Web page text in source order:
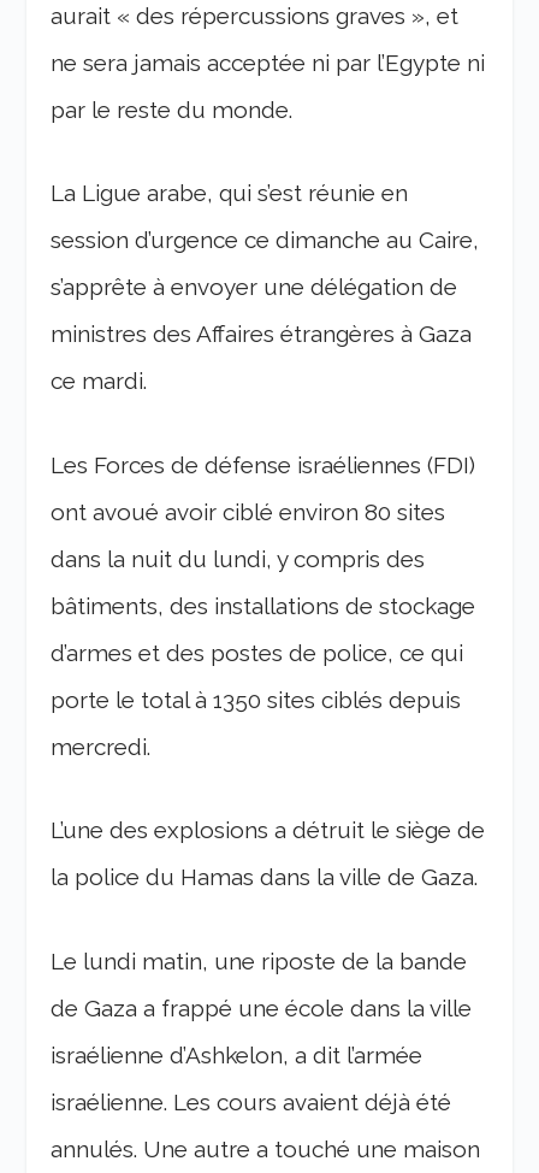
aurait « des répercussions graves », et
ne sera jamais acceptée ni par l’Egypte ni
par le reste du monde.
La Ligue arabe, qui s’est réunie en
session d’urgence ce dimanche au Caire,
s’apprête à envoyer une délégation de
ministres des Affaires étrangères à Gaza
ce mardi.
Les Forces de défense israéliennes (FDI)
ont avoué avoir ciblé environ 80 sites
dans la nuit du lundi, y compris des
bâtiments, des installations de stockage
d’armes et des postes de police, ce qui
porte le total à 1350 sites ciblés depuis
mercredi.
L’une des explosions a détruit le siège de
la police du Hamas dans la ville de Gaza.
Le lundi matin, une riposte de la bande
de Gaza a frappé une école dans la ville
israélienne d’Ashkelon, a dit l’armée
israélienne. Les cours avaient déjà été
annulés. Une autre a touché une maison